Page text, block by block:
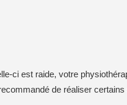
ci est raide, votre
de réaliser